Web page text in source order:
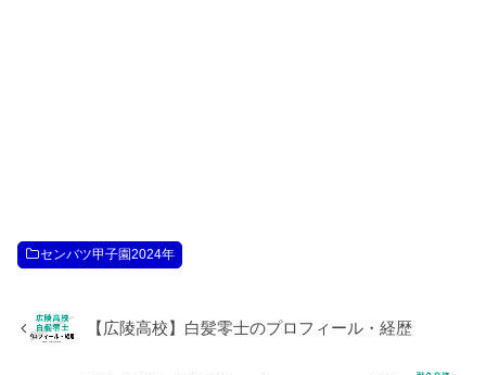
センバツ甲子園2024年
【広陵高校】白髪零士のプロフィール・経歴